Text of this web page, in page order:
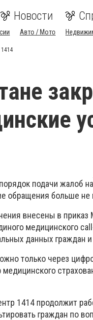
Новости
Авто / Мото
подачи жалоб
обращения больше
внесены в
медицинского
данных граждан
только через
медицинского
1414 продолжит
граждан по